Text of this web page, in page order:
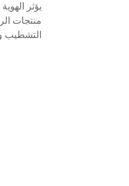
يؤثر
منتجات
التشطيب